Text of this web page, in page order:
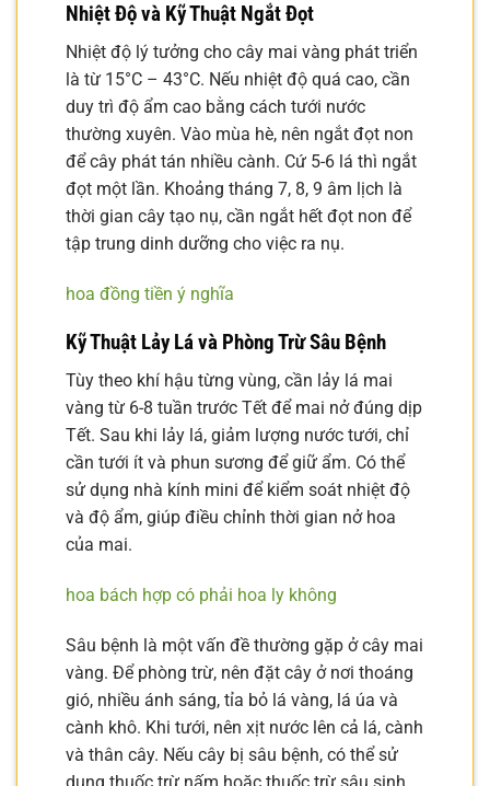
Nhiệt Độ và Kỹ Thuật Ngắt Đọt
Nhiệt độ lý tưởng cho cây mai vàng phát triển
là từ 15°C – 43°C. Nếu nhiệt độ quá cao, cần
duy trì độ ẩm cao bằng cách tưới nước
thường xuyên. Vào mùa hè, nên ngắt đọt non
để cây phát tán nhiều cành. Cứ 5-6 lá thì ngắt
đọt một lần. Khoảng tháng 7, 8, 9 âm lịch là
thời gian cây tạo nụ, cần ngắt hết đọt non để
tập trung dinh dưỡng cho việc ra nụ.
hoa đồng tiền ý nghĩa
Kỹ Thuật Lảy Lá và Phòng Trừ Sâu Bệnh
Tùy theo khí hậu từng vùng, cần lảy lá mai
vàng từ 6-8 tuần trước Tết để mai nở đúng dịp
Tết. Sau khi lảy lá, giảm lượng nước tưới, chỉ
cần tưới ít và phun sương để giữ ẩm. Có thể
sử dụng nhà kính mini để kiểm soát nhiệt độ
và độ ẩm, giúp điều chỉnh thời gian nở hoa
của mai.
hoa bách hợp có phải hoa ly không
Sâu bệnh là một vấn đề thường gặp ở cây mai
vàng. Để phòng trừ, nên đặt cây ở nơi thoáng
gió, nhiều ánh sáng, tỉa bỏ lá vàng, lá úa và
cành khô. Khi tưới, nên xịt nước lên cả lá, cành
và thân cây. Nếu cây bị sâu bệnh, có thể sử
dụng thuốc trừ nấm hoặc thuốc trừ sâu sinh